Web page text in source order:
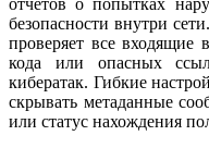
отчетов о попытках
безопасности внутри
проверяет все входящие
кода или опасных
кибератак. Гибкие
скрывать метаданные
или статус нахождения